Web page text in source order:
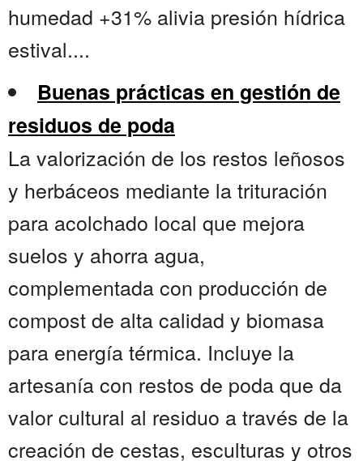
humedad +31% alivia presión hídrica
estival....
Buenas prácticas en gestión de
residuos de poda
La valorización de los restos leñosos
y herbáceos mediante la trituración
para acolchado local que mejora
suelos y ahorra agua,
complementada con producción de
compost de alta calidad y biomasa
para energía térmica. Incluye la
artesanía con restos de poda que da
valor cultural al residuo a través de la
creación de cestas, esculturas y otros